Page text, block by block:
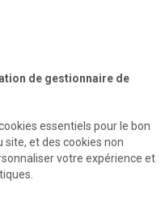
la gêne occasionée.
Retour à l'accueil
de gestionnaire de
essentiels pour le bon
et des cookies non
votre expérience et